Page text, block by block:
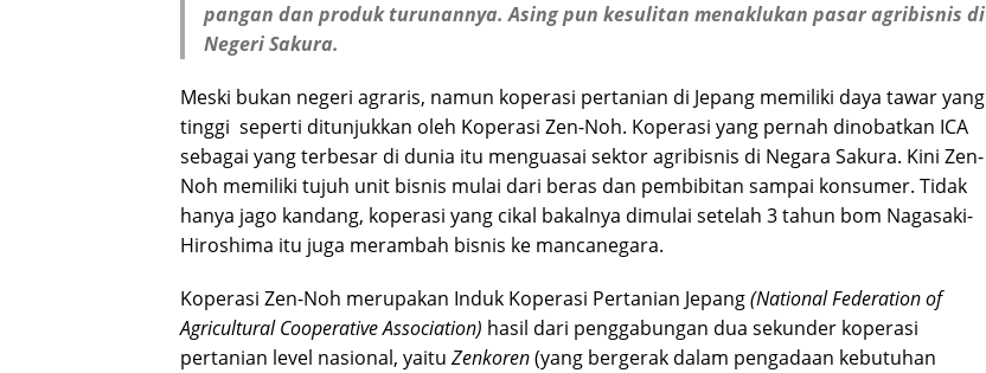
pangan dan produk turunannya. Asing pun kesulitan menaklukan pasar agribisnis di
Negeri Sakura.
Meski bukan negeri agraris, namun koperasi pertanian di Jepang memiliki daya tawar yang
tinggi seperti ditunjukkan oleh Koperasi Zen-Noh. Koperasi yang pernah dinobatkan ICA
sebagai yang terbesar di dunia itu menguasai sektor agribisnis di Negara Sakura. Kini Zen-
Noh memiliki tujuh unit bisnis mulai dari beras dan pembibitan sampai konsumer. Tidak
hanya jago kandang, koperasi yang cikal bakalnya dimulai setelah 3 tahun bom Nagasaki-
Hiroshima itu juga merambah bisnis ke mancanegara.
Koperasi Zen-Noh merupakan Induk Koperasi Pertanian Jepang(National Federation of
Agricultural Cooperative Association) hasil dari penggabungan dua sekunder koperasi
pertanian level nasional, yaitu Zenkoren(yang ber­gerak dalam pengadaan kebutuhan